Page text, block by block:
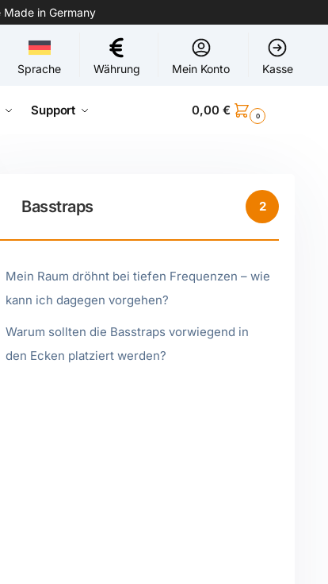
Made in Germany
Sprache Währung Mein Konto Kasse
Support 0,00 € 0
Basstraps 2
Mein Raum dröhnt bei tiefen Frequenzen – wie
kann ich dagegen vorgehen?
Warum sollten die Basstraps vorwiegend in
den Ecken platziert werden?